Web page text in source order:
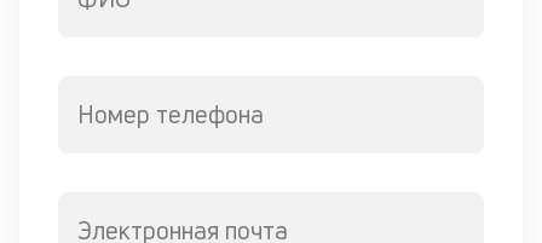
Номер телефона
Электронная почта